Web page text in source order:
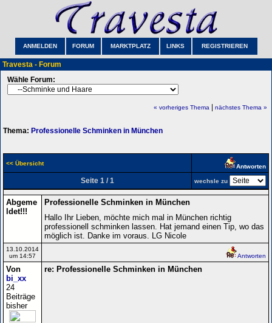
ANMELDEN FORUM MARKTPLATZ LINKS REGISTRIEREN
Travesta - Forum
Wähle Forum:
« vorheriges Thema nächstes Thema »
Thema: Professionelle Schminken in München
<< Übersicht Antworten
Seite 1 / 1 wechsle zu
Abgeme
ldet!!!
Professionelle Schminken in München
Hallo Ihr Lieben, möchte mich mal in München richtig
professionell schminken lassen. Hat jemand einen Tip, wo das
möglich ist. Danke im voraus. LG Nicole
13.10.2014
um 14:57
Antworten
Von
bi_xx
24
Beiträge
bisher
re: Professionelle Schminken in München